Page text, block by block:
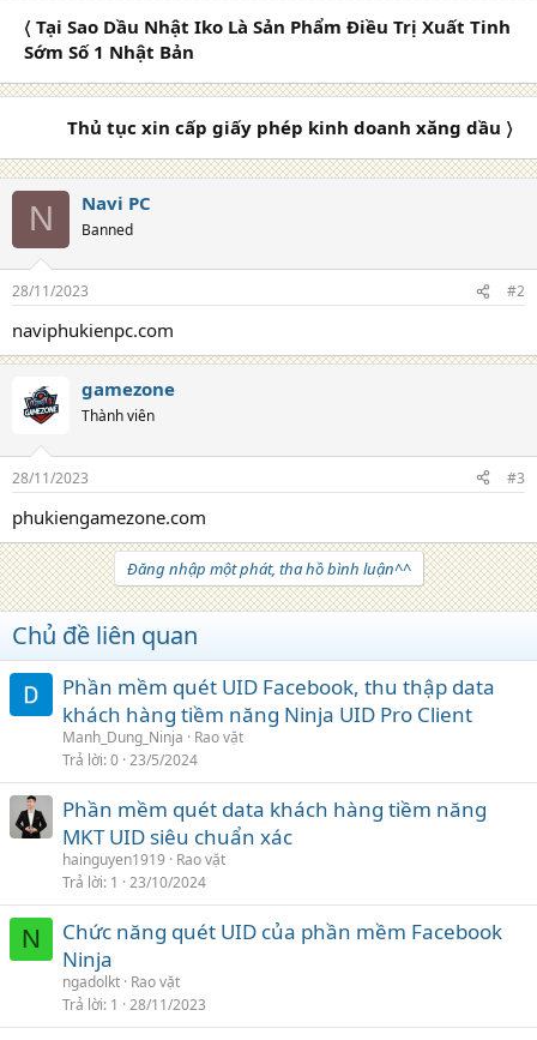
〈 Tại Sao Dầu Nhật Iko Là Sản Phẩm Điều Trị Xuất Tinh
Sớm Số 1 Nhật Bản
Thủ tục xin cấp giấy phép kinh doanh xăng dầu 〉
N Navi PC
Banned
28/11/2023 #2
naviphukienpc.com
gamezone
Thành viên
28/11/2023 #3
phukiengamezone.com
Đăng nhập một phát, tha hồ bình luận^^
Chủ đề liên quan
Phần mềm quét UID Facebook, thu thập data
khách hàng tiềm năng Ninja UID Pro Client
Manh_Dung_Ninja
Rao vặt
Trả lời 0 23/5/2024
Phần mềm quét data khách hàng tiềm năng
MKT UID siêu chuẩn xác
hainguyen1919
Rao vặt
Trả lời 1 23/10/2024
N
Chức năng quét UID của phần mềm Facebook
Ninja
ngadolkt Rao vặt
Trả lời 1 28/11/2023